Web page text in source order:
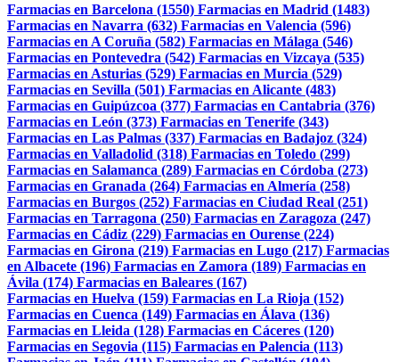
Farmacias en Barcelona (1550) Farmacias en Madrid (1483)
Farmacias en Navarra (632) Farmacias en Valencia (596)
Farmacias en A Coruña (582) Farmacias en Málaga (546)
Farmacias en Pontevedra (542) Farmacias en Vizcaya (535)
Farmacias en Asturias (529) Farmacias en Murcia (529)
Farmacias en Sevilla (501) Farmacias en Alicante (483)
Farmacias en Guipúzcoa (377) Farmacias en Cantabria (376)
Farmacias en León (373) Farmacias en Tenerife (343)
Farmacias en Las Palmas (337) Farmacias en Badajoz (324)
Farmacias en Valladolid (318) Farmacias en Toledo (299)
Farmacias en Salamanca (289) Farmacias en Córdoba (273)
Farmacias en Granada (264) Farmacias en Almería (258)
Farmacias en Burgos (252) Farmacias en Ciudad Real (251)
Farmacias en Tarragona (250) Farmacias en Zaragoza (247)
Farmacias en Cádiz (229) Farmacias en Ourense (224)
Farmacias en Girona (219) Farmacias en Lugo (217) Farmacias
en Albacete (196) Farmacias en Zamora (189) Farmacias en
Ávila (174) Farmacias en Baleares (167)
Farmacias en Huelva (159) Farmacias en La Rioja (152)
Farmacias en Cuenca (149) Farmacias en Álava (136)
Farmacias en Lleida (128) Farmacias en Cáceres (120)
Farmacias en Segovia (115) Farmacias en Palencia (113)